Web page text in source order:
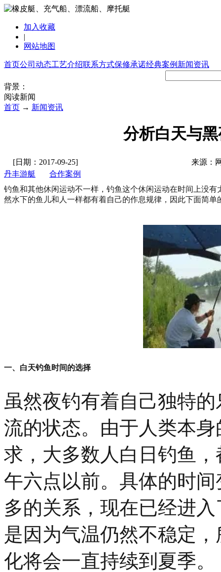
加入收藏
|
网站地图
首页公司动态工艺介绍联系方式保修承诺经典案例 新闻资讯
背景：
阅读新闻
首页 → 新闻资讯
分析白天与
[日期：2017-09-25]
来源：
丹丰游艇
合作案例
钓鱼和其他休闲运动不一样，钓鱼这个休闲运动在时间上没
然水下的鱼儿和人一样都有着自己的作息规律，因此下面简
一、白天钓鱼时间的选择
虽然夜钓有着自己独特
流的状态。由于人类本
求，大多数人白日钓鱼
午六点以前。具体的时
多的关系，现在已经进
是因为气温仍然不稳定
化将会一直持续到夏季。